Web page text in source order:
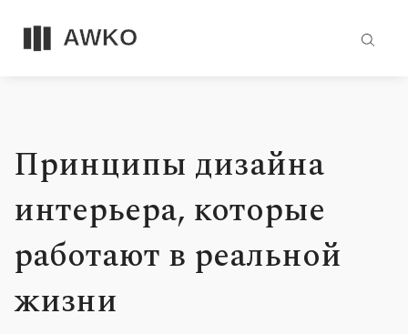
Принципы дизайна
интерьера, которые
работают в реальной
жизни